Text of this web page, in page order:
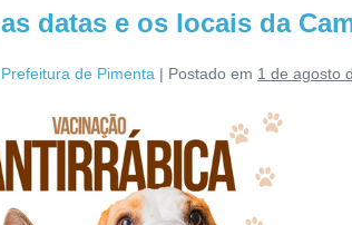
datas e os locais da
de Pimenta | Postado em 1 de agosto